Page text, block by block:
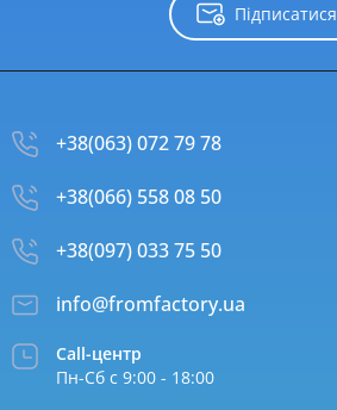
Підписатися
+38(063) 072 79 78
+38(066) 558 08 50
+38(097) 033 75 50
info@fromfactory.ua
Call-центр
Пн-Сб с 9:00 - 18:00